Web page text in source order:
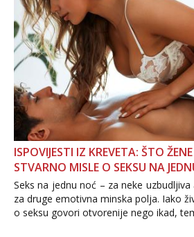
ISPOVIJESTI IZ KREVETA: ŠTO
STVARNO MISLE O SEKSU NA
Seks na jednu noć – za neke
za druge emotivna minska polja. Iako
o seksu govori otvorenije nego ikad,
dalje izaziva burne rasprave. Što